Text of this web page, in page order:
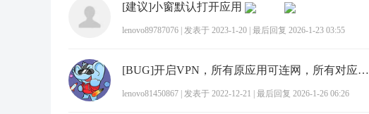
[建议]小窗默认打开应用
lenovo89787076 发表于 2023-1-20 最后回复 2026-1-23 03:55
[BUG]开启VPN，所有原应用可连网，所有对应分身应用无法连网
lenovo81450867 发表于 2022-12-21 最后回复 2026-1-26 06:26